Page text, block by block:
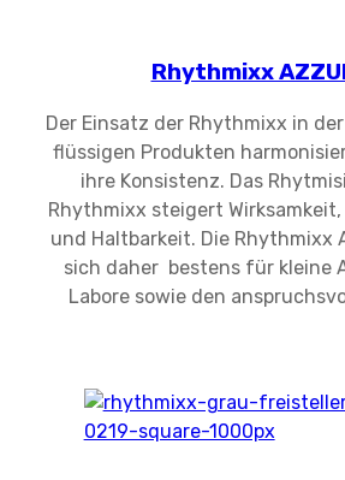
Rhythmixx
Der Einsatz der Rhythmixx in
flüssigen Produkten
ihre Konsistenz. Das
Rhythmixx steigert
und Haltbarkeit. Die Rhythmixx
sich daher bestens für kleine
Labore sowie den